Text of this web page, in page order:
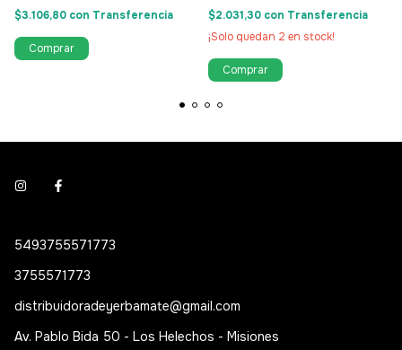
$3.106,80 con Transferencia $2.031,30 con Transferencia
¡Solo quedan 2 en stock!
5493755571773
3755571773
distribuidoradeyerbamate@gmail.com
Av. Pablo Bida 50 - Los Helechos - Misiones